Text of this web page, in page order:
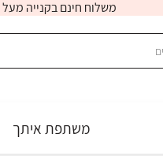
משתפת איתך